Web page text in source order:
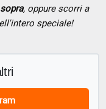
, oppure scorri a
speciale!